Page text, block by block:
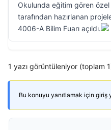
Okulunda eğitim gören
tarafından hazırlanan
4006-A Bilim Fuarı açıldı.
1 yazı görüntüleniyor (toplam
Bu konuyu yanıtlamak için giriş